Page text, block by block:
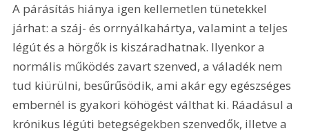
A párásítás hiánya igen kellemetlen tünetekkel
járhat: a száj- és orrnyálkahártya, valamint a teljes
légút és a hörgők is kiszáradhatnak. Ilyenkor a
normális működés zavart szenved, a váladék nem
tud kiürülni, besűrűsödik, ami akár egy egészséges
embernél is gyakori köhögést válthat ki. Ráadásul a
krónikus légúti betegségekben szenvedők, illetve a